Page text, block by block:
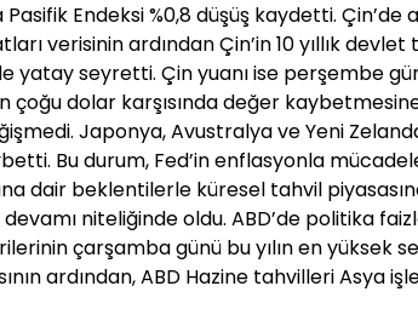
Pasifik Endeksi %0,8 düşüş kaydetti.
verisinin ardından Çin’in 10 yıllık devlet
yatay seyretti. Çin yuanı ise perşembe
çoğu dolar karşısında değer
Japonya, Avustralya ve Yeni
Bu durum, Fed’in enflasyonla
dair beklentilerle küresel tahvil
devamı niteliğinde oldu. ABD’de politika
çarşamba günü bu yılın en yüksek
ardından, ABD Hazine tahvilleri Asya